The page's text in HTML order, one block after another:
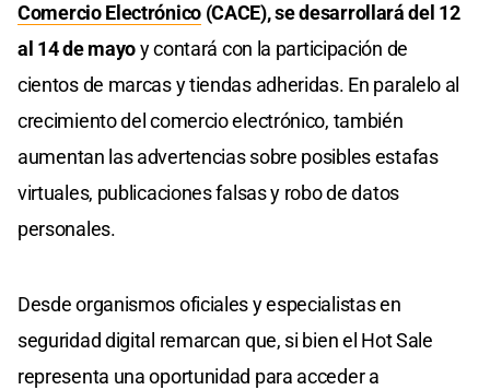
Comercio Electrónico (CACE), se desarrollará del 12
al 14 de mayoy contará con la participación de
cientos de marcas y tiendas adheridas. En paralelo al
crecimiento del comercio electrónico, también
aumentan las advertencias sobre posibles estafas
virtuales, publicaciones falsas y robo de datos
personales.
Desde organismos oficiales y especialistas en
seguridad digital remarcan que, si bien el Hot Sale
representa una oportunidad para acceder a